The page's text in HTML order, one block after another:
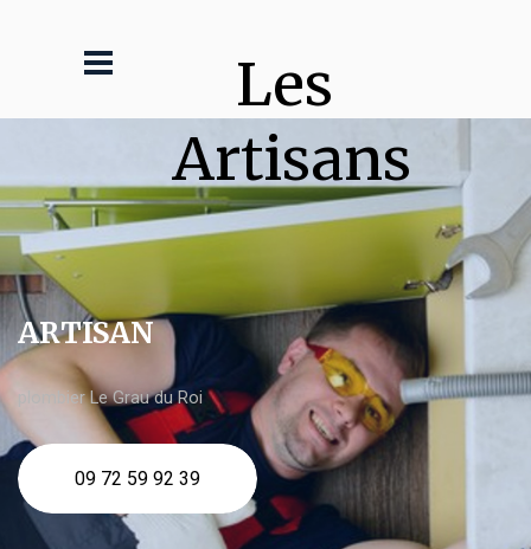
Les
Artisans
ARTISAN
plombier Le Grau du Roi
09 72 59 92 39